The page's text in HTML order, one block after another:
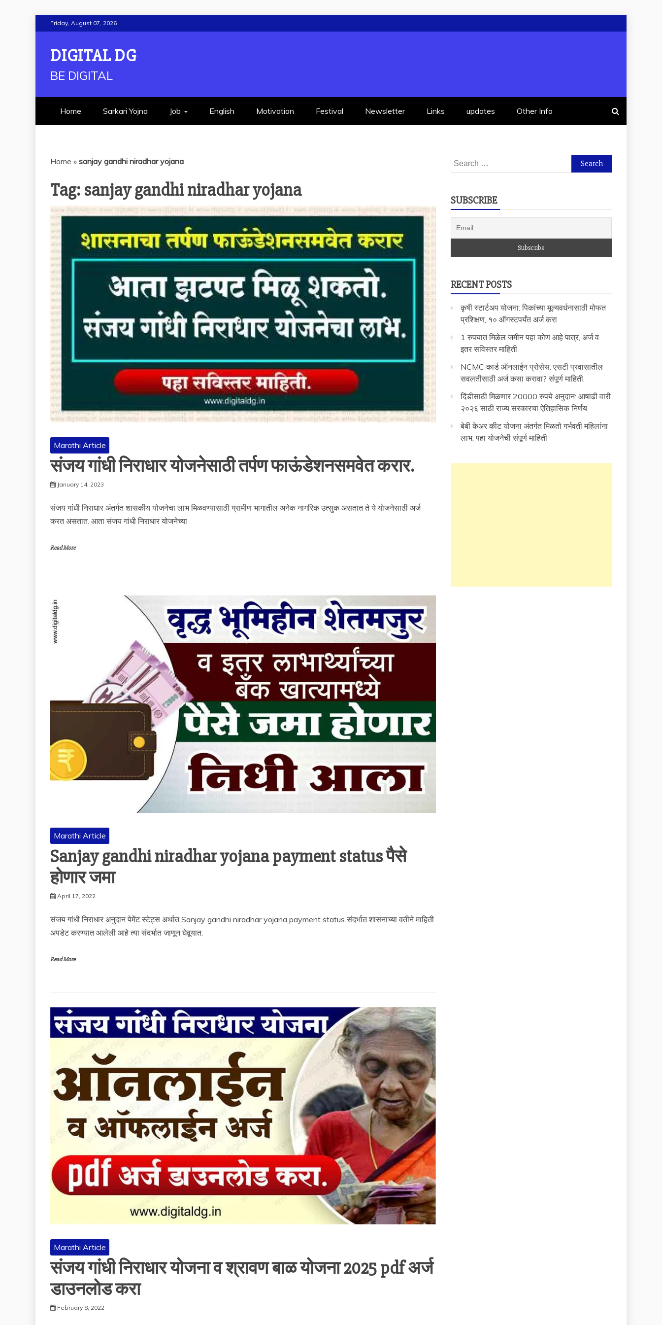
to
content
Friday, August 07, 2026
DIGITAL DG
BE DIGITAL
Home Sarkari Yojna Job English Motivation Festival Newsletter Links updates Other Info
Home » sanjay gandhi niradhar yojana
Tag: sanjay gandhi niradhar yojana
Marathi Article
संजय गांधी निराधार योजनेसाठी तर्पण फाऊंडेशनसमवेत करार.
January 14, 2023
संजय गांधी निराधार अंतर्गत शासकीय योजनेचा लाभ मिळवण्यासाठी ग्रामीण भागातील अनेक नागरिक उत्सुक असतात ते ये योजनेसाठी अर्ज
करत असतात. आता संजय गांधी निराधार योजनेच्या
Read More
Marathi Article
Sanjay gandhi niradhar yojana payment status पैसे
होणार जमा
April 17, 2022
संजय गांधी निराधार अनुदान पेमेंट स्टेट्स अर्थात Sanjay gandhi niradhar yojana payment status संदर्भात शासनाच्या वतीने माहिती
अपडेट करण्यात आलेली आहे त्या संदर्भात जाणून घेवूयात.
Read More
Marathi Article
संजय गांधी निराधार योजना व श्रावण बाळ योजना 2025 pdf अर्ज
डाउनलोड करा
February 8, 2022
Search
for:
SUBSCRIBE
RECENT POSTS
कृषी स्टार्टअप योजना: पिकांच्या मूल्यवर्धनासाठी मोफत
प्रशिक्षण, १० ऑगस्टपर्यंत अर्ज करा
1 रुपयात मिळेल जमीन पहा कोण आहे पात्र, अर्ज व
इतर सविस्तर माहिती
NCMC कार्ड ऑनलाईन प्रोसेस: एसटी प्रवासातील
सवलतीसाठी अर्ज कसा करावा? संपूर्ण माहिती.
दिंडीसाठी मिळणार 20000 रुपये अनुदान: आषाढी वारी
२०२६ साठी राज्य सरकारचा ऐतिहासिक निर्णय
बेबी केअर कीट योजना अंतर्गत मिळतो गर्भवती महिलांना
लाभ; पहा योजनेची संपूर्ण माहिती